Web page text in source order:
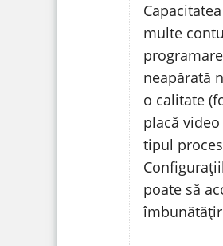
multe
neapărată
o calitate
placă
tipul
poate să